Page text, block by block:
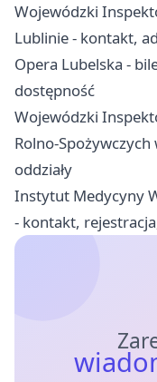
Wojewódzki
Lublinie - kontakt,
Opera Lubelska -
dostępność
Wojewódzki
Rolno-
oddziały
Instytut Medycyny
- kontakt,